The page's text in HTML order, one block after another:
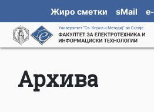
Жиро сметки sMail
Архива